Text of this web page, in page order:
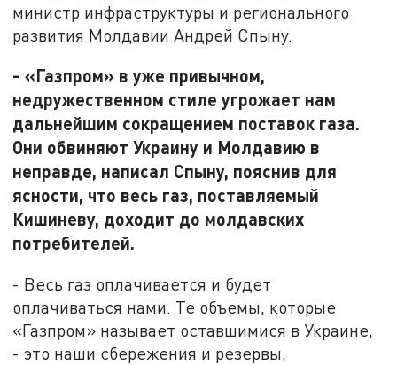
министр инфраструктуры и регионального
развития Молдавии Андрей Спыну.
- «Газпром» в уже привычном,
недружественном стиле угрожает нам
дальнейшим сокращением поставок газа.
Они обвиняют Украину и Молдавию в
неправде, написал Спыну, пояснив для
ясности, что весь газ, поставляемый
Кишиневу, доходит до молдавских
потребителей.
- Весь газ оплачивается и будет
оплачиваться нами. Те объемы, которые
«Газпром» называет оставшимися в Украине,
- это наши сбережения и резервы,